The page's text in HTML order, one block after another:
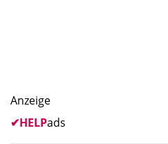
Anzeige
✔HELPads